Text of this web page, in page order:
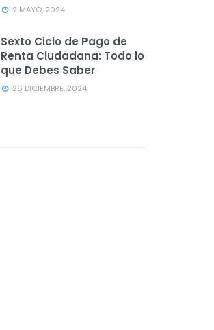
2 MAYO, 2024
Sexto Ciclo de Pago de
Renta Ciudadana: Todo lo
que Debes Saber
26 DICIEMBRE, 2024